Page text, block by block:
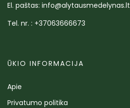
El. paštas: info@alytausmedelynas.lt
Tel. nr. : +37063666673
ŪKIO INFORMACIJA
Apie
Privatumo politika